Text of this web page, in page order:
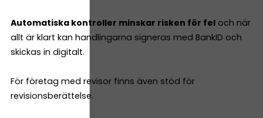
Automatiska kontroller minskar risken för fel och när
allt är klart kan handlingarna signeras med BankID och
skickas in digitalt.
För företag med revisor finns även stöd för
revisionsberättelse.